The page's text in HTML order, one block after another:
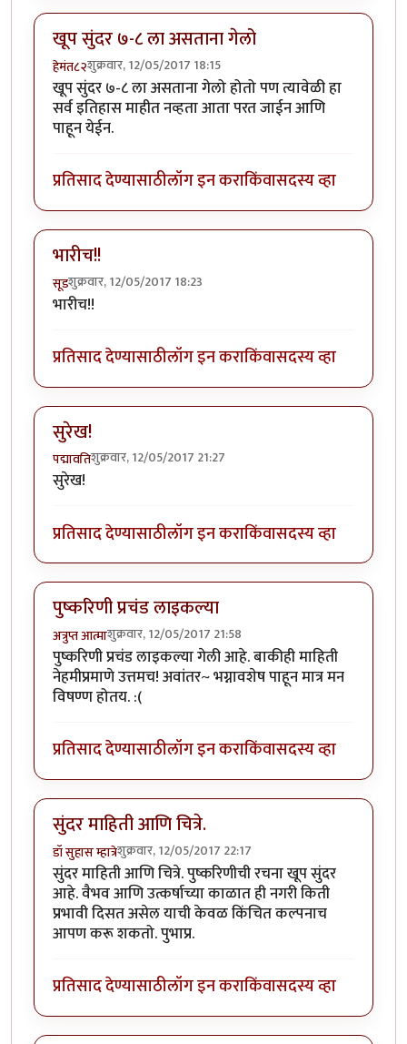
खूप सुंदर ७-८ ला असताना गेलो
हेमंत८२शुक्रवार, 12/05/2017 18:15
खूप सुंदर ७-८ ला असताना गेलो होतो पण त्यावेळी हा
सर्व इतिहास माहीत नव्हता आता परत जाईन आणि
पाहून येईन.
प्रतिसाद देण्यासाठीलॉग इन कराकिंवासदस्य व्हा
भारीच!!
सूडशुक्रवार, 12/05/2017 18:23
भारीच!!
प्रतिसाद देण्यासाठीलॉग इन कराकिंवासदस्य व्हा
सुरेख!
पद्मावतिशुक्रवार, 12/05/2017 21:27
सुरेख!
प्रतिसाद देण्यासाठीलॉग इन कराकिंवासदस्य व्हा
पुष्करिणी प्रचंड लाइकल्या
अत्रुप्त आत्माशुक्रवार, 12/05/2017 21:58
पुष्करिणी प्रचंड लाइकल्या गेली आहे. बाकीही माहिती
नेहमीप्रमाणे उत्तमच! अवांतर~ भग्नावशेष पाहून मात्र मन
विषण्ण होतय. :(
प्रतिसाद देण्यासाठीलॉग इन कराकिंवासदस्य व्हा
सुंदर माहिती आणि चित्रे.
डॉ सुहास म्हात्रेशुक्रवार, 12/05/2017 22:17
सुंदर माहिती आणि चित्रे. पुष्करिणीची रचना खूप सुंदर
आहे. वैभव आणि उत्कर्षाच्या काळात ही नगरी किती
प्रभावी दिसत असेल याची केवळ किंचित कल्पनाच
आपण करू शकतो. पुभाप्र.
प्रतिसाद देण्यासाठीलॉग इन कराकिंवासदस्य व्हा